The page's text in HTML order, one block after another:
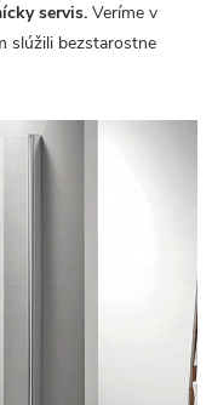
servis. Veríme v
slúžili bezstarostne